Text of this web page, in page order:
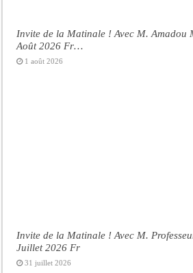
Invite de la Matinale ! Avec M. Amadou
Août 2026 Fr…
1 août 2026
Invite de la Matinale ! Avec M.
Juillet 2026 Fr
31 juillet 2026